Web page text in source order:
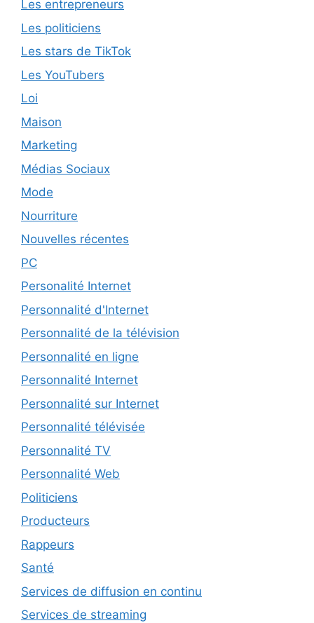
Les entrepreneurs
Les politiciens
Les stars de TikTok
Les YouTubers
Loi
Maison
Marketing
Médias Sociaux
Mode
Nourriture
Nouvelles récentes
PC
Personalité Internet
Personnalité d'Internet
Personnalité de la télévision
Personnalité en ligne
Personnalité Internet
Personnalité sur Internet
Personnalité télévisée
Personnalité TV
Personnalité Web
Politiciens
Producteurs
Rappeurs
Santé
Services de diffusion en continu
Services de streaming